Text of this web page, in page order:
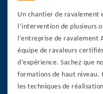
Un chantier de ravalement
l’intervention de plusieurs
l’entreprise de ravalement
équipe de ravaleurs
d’expérience. Sachez que
formations de haut niveau.
les techniques de